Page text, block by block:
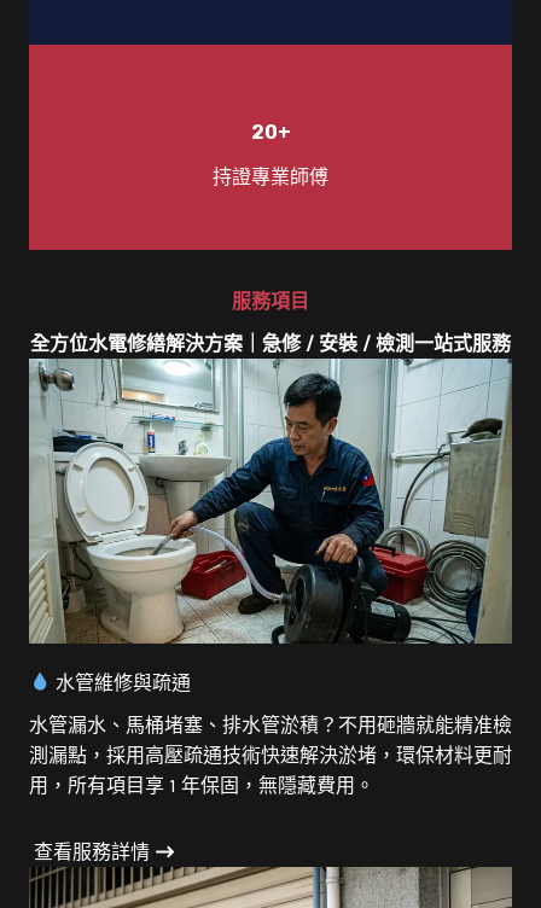
20+
持證專業師傅
服務項目
全方位水電修繕解決方案｜急修 / 安裝 / 檢測一站式服務
水管維修與疏通
水管漏水、馬桶堵塞、排水管淤積？不用砸牆就能精准檢
測漏點，採用高壓疏通技術快速解決淤堵，環保材料更耐
用，所有項目享 1 年保固，無隱藏費用。
查看服務詳情